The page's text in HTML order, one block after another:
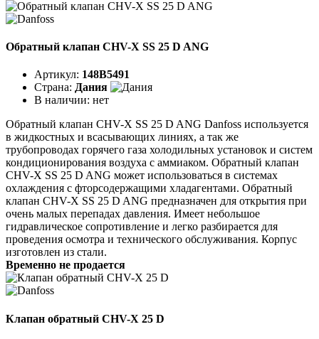
Обратный клапан CHV-X SS 25 D ANG
Артикул: 148B5491
Страна: Дания
В наличии: нет
Обратный клапан CHV-X SS 25 D ANG Danfoss используется
в жидкостных и всасывающих линиях, а так же
трубопроводах горячего газа холодильных установок и систем
кондиционирования воздуха с аммиаком. Обратный клапан
CHV-X SS 25 D ANG может использоваться в системах
охлаждения с фторсодержащими хладагентами. Обратный
клапан CHV-X SS 25 D ANG предназначен для открытия при
очень малых перепадах давления. Имеет небольшое
гидравлическое сопротивление и легко разбирается для
проведения осмотра и технического обслуживания. Корпус
изготовлен из стали.
Временно не продается
Клапан обратный CHV-X 25 D